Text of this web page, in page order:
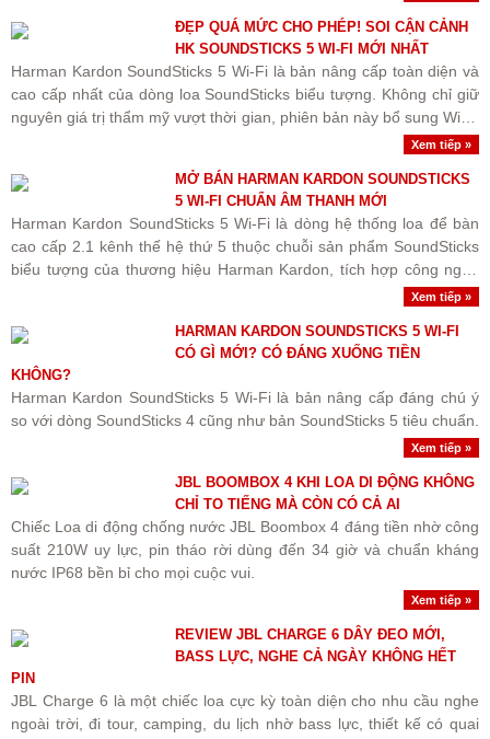
ĐẸP QUÁ MỨC CHO PHÉP! SOI CẬN CẢNH
HK SOUNDSTICKS 5 WI-FI MỚI NHẤT
Harman Kardon SoundSticks 5 Wi-Fi là bản nâng cấp toàn diện và
cao cấp nhất của dòng loa SoundSticks biểu tượng. Không chỉ giữ
nguyên giá trị thẩm mỹ vượt thời gian, phiên bản này bổ sung Wi-Fi
Xem tiếp »
MỞ BÁN HARMAN KARDON SOUNDSTICKS
5 WI-FI CHUẨN ÂM THANH MỚI
Harman Kardon SoundSticks 5 Wi-Fi là dòng hệ thống loa để bàn
cao cấp 2.1 kênh thế hệ thứ 5 thuộc chuỗi sản phẩm SoundSticks
biểu tượng của thương hiệu Harman Kardon, tích hợp công nghệ
Xem tiếp »
HARMAN KARDON SOUNDSTICKS 5 WI-FI
CÓ GÌ MỚI? CÓ ĐÁNG XUỐNG TIỀN
KHÔNG?
Harman Kardon SoundSticks 5 Wi-Fi là bản nâng cấp đáng chú ý
so với dòng SoundSticks 4 cũng như bản SoundSticks 5 tiêu chuẩn.
Xem tiếp »
JBL BOOMBOX 4 KHI LOA DI ĐỘNG KHÔNG
CHỈ TO TIẾNG MÀ CÒN CÓ CẢ AI
Chiếc Loa di động chống nước JBL Boombox 4 đáng tiền nhờ công
suất 210W uy lực, pin tháo rời dùng đến 34 giờ và chuẩn kháng
nước IP68 bền bỉ cho mọi cuộc vui.
Xem tiếp »
REVIEW JBL CHARGE 6 DÂY ĐEO MỚI,
BASS LỰC, NGHE CẢ NGÀY KHÔNG HẾT
PIN
JBL Charge 6 là một chiếc loa cực kỳ toàn diện cho nhu cầu nghe
ngoài trời, đi tour, camping, du lịch nhờ bass lực, thiết kế có quai